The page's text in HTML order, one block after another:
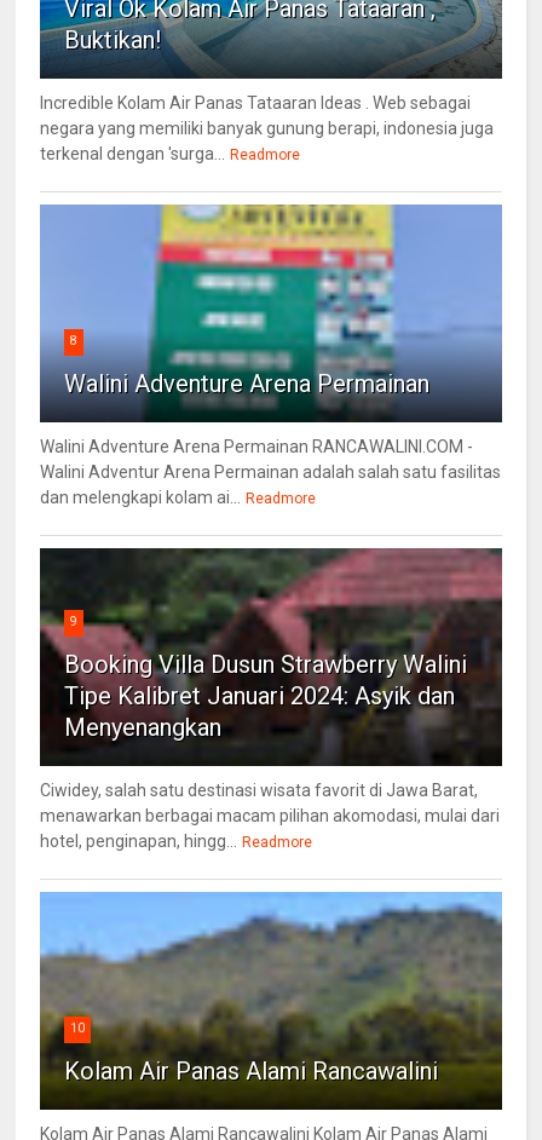
Viral Ok Kolam Air Panas Tataaran ,
Buktikan!
Incredible Kolam Air Panas Tataaran Ideas . Web sebagai
negara yang memiliki banyak gunung berapi, indonesia juga
terkenal dengan 'surga...
Readmore
8
Walini Adventure Arena Permainan
Walini Adventure Arena Permainan RANCAWALINI.COM -
Walini Adventur Arena Permainan adalah salah satu fasilitas
dan melengkapi kolam ai...
Readmore
9
Booking Villa Dusun Strawberry Walini
Tipe Kalibret Januari 2024: Asyik dan
Menyenangkan
Ciwidey, salah satu destinasi wisata favorit di Jawa Barat,
menawarkan berbagai macam pilihan akomodasi, mulai dari
hotel, penginapan, hingg...
Readmore
10
Kolam Air Panas Alami Rancawalini
Kolam Air Panas Alami Rancawalini Kolam Air Panas Alami